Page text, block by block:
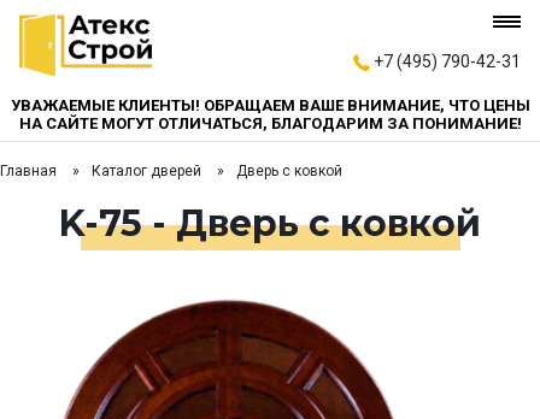
+7 (495) 790-42-31
УВАЖАЕМЫЕ КЛИЕНТЫ! ОБРАЩАЕМ ВАШЕ ВНИМАНИЕ, ЧТО ЦЕНЫ
НА САЙТЕ МОГУТ ОТЛИЧАТЬСЯ, БЛАГОДАРИМ ЗА ПОНИМАНИЕ!
Главная Каталог дверей Дверь с ковкой
K-75 - Дверь с ковкой